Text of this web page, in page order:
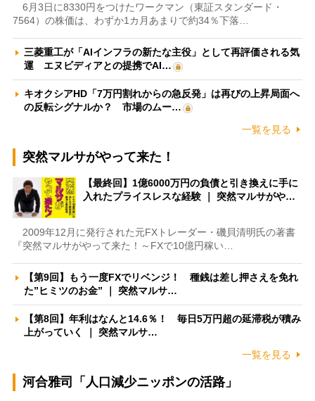
6月3日に8330円をつけたワークマン（東証スタンダード・
7564）の株価は、わずか1カ月あまりで約34％下落…
三菱重工が「AIインフラの新たな主役」として再評価される気
運 エヌビディアとの提携でAI…
キオクシアHD「7万円割れからの急反発」は再びの上昇局面へ
の反転シグナルか？ 市場のムー…
一覧を見る
突然マルサがやって来た！
【最終回】1億6000万円の負債と引き換えに手に
入れたプライスレスな経験 ｜ 突然マルサがや…
2009年12月に発行された元FXトレーダー・磯貝清明氏の著書
『突然マルサがやって来た！～FXで10億円稼い…
【第9回】もう一度FXでリベンジ！ 種銭は差し押さえを免れ
た”ヒミツのお金” ｜ 突然マルサ…
【第8回】年利はなんと14.6％！ 毎日5万円超の延滞税が積み
上がっていく ｜ 突然マルサ…
一覧を見る
河合雅司「人口減少ニッポンの活路」